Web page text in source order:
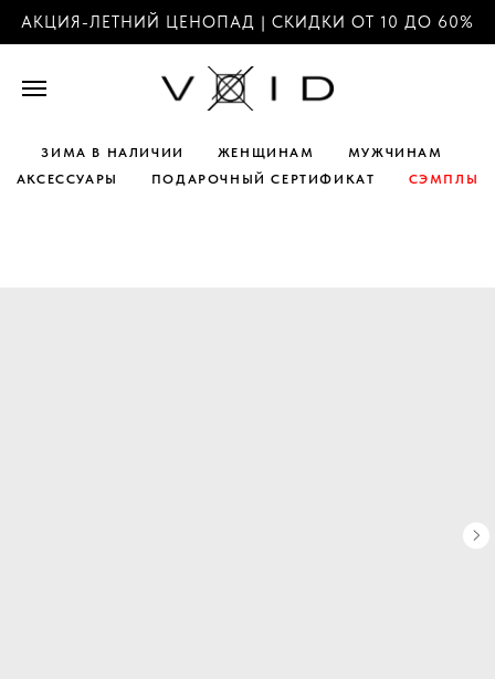
АКЦИЯ-ЛЕТНИЙ ЦЕНОПАД | СКИДКИ ОТ 10 ДО 60%
ЗИМА В НАЛИЧИИ ЖЕНЩИНАМ
МУЖЧИНАМ
АКСЕССУАРЫ
ПОДАРОЧНЫЙ СЕРТИФИКАТ СЭМПЛЫ